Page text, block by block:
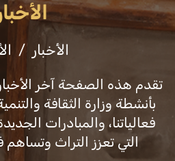
الأخبار
تقدم هذه الصفحة آخر
بأنشطة وزارة الثقافة
فعالياتنا، والمبادرات
التي تعزز التراث